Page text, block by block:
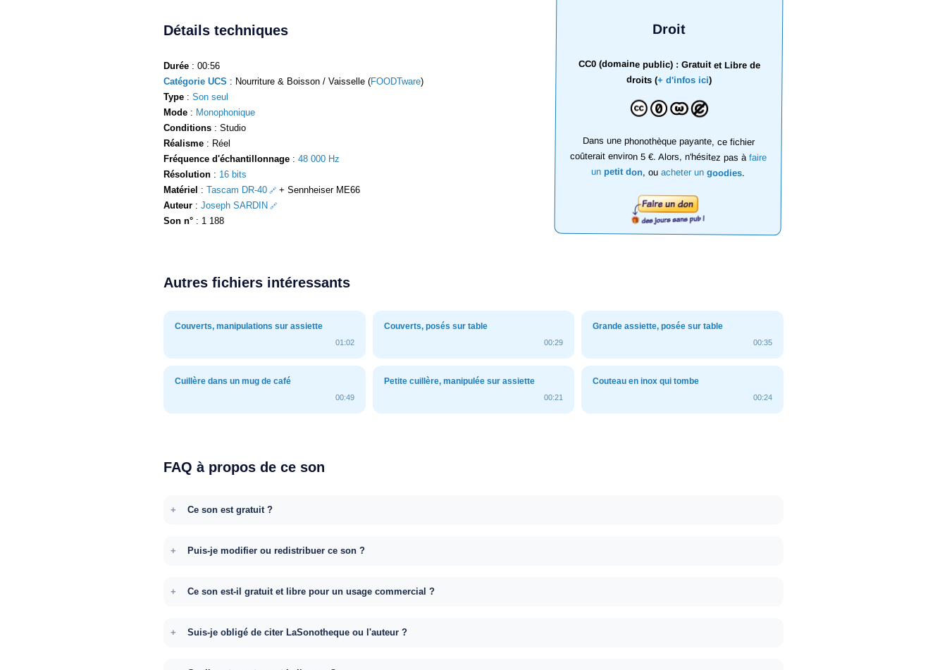
Droit
CC0 (domaine public) : Gratuit et Libre de
droits (+ d'infos ici)
Dans une phonothèque payante, ce fichier
coûterait environ 5 €. Alors, n'hésitez pas àfaire
un petit don, ouacheter ungoodies.
Détails techniques
Durée : 00:56
Catégorie UCS : Nourriture & Boisson / Vaisselle (FOODTware)
Type : Son seul
Mode : Monophonique
Conditions : Studio
Réalisme : Réel
Fréquence d'échantillonnage : 48 000 Hz
Résolution : 16 bits
Matériel : Tascam DR-40
+ Sennheiser ME66
Auteur : Joseph SARDIN
Son n° : 1 188
Autres fichiers intéressants
Couverts, manipulations sur assiette
01:02
Couverts, posés sur table
00:29
Grande assiette, posée sur table
00:35
Cuillère dans un mug de café
00:49
Petite cuillère, manipulée sur assiette
00:21
Couteau en inox qui tombe
00:24
FAQ à propos de ce son
Ce son est gratuit ?
Puis-je modifier ou redistribuer ce son ?
Ce son est-il gratuit et libre pour un usage commercial ?
Suis-je obligé de citer LaSonotheque ou l'auteur ?